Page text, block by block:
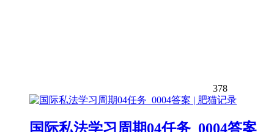
378
国际私法学习周期04任务_0004答案